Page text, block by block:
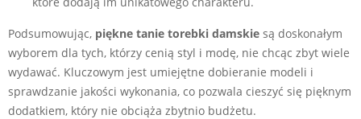
Podsumowując, piękne tanie torebki damskie są doskonałym
wyborem dla tych, którzy cenią styl i modę, nie chcąc zbyt wiele
wydawać. Kluczowym jest umiejętne dobieranie modeli i
sprawdzanie jakości wykonania, co pozwala cieszyć się pięknym
dodatkiem, który nie obciąża zbytnio budżetu.